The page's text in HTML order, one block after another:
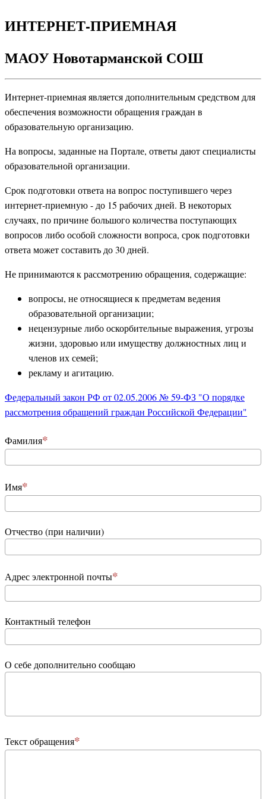
ИНТЕРНЕТ-ПРИЕМНАЯ
МАОУ Новотарманской СОШ
Интернет-приемная является дополнительным средством для
обеспечения возможности обращения граждан в
образовательную организацию.
На вопросы, заданные на Портале, ответы дают специалисты
образовательной организации.
Срок подготовки ответа на вопрос поступившего через
интернет-приемную - до 15 рабочих дней. В некоторых
случаях, по причине большого количества поступающих
вопросов либо особой сложности вопроса, срок подготовки
ответа может составить до 30 дней.
Не принимаются к рассмотрению обращения, содержащие:
вопросы, не относящиеся к предметам ведения
образовательной организации;
нецензурные либо оскорбительные выражения, угрозы
жизни, здоровью или имуществу должностных лиц и
членов их семей;
рекламу и агитацию.
Федеральный закон РФ от 02.05.2006 № 59-ФЗ "О порядке
рассмотрения обращений граждан Российской Федерации"
Фамилия
Имя
Отчество (при наличии)
Адрес электронной почты
Контактный телефон
О себе дополнительно сообщаю
Текст обращения